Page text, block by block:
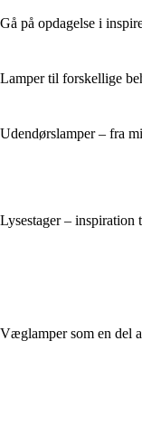
Gå på opdagelse i
Lamper til forskellige
Udendørslamper – fra
Lysestager –
Væglamper som en del